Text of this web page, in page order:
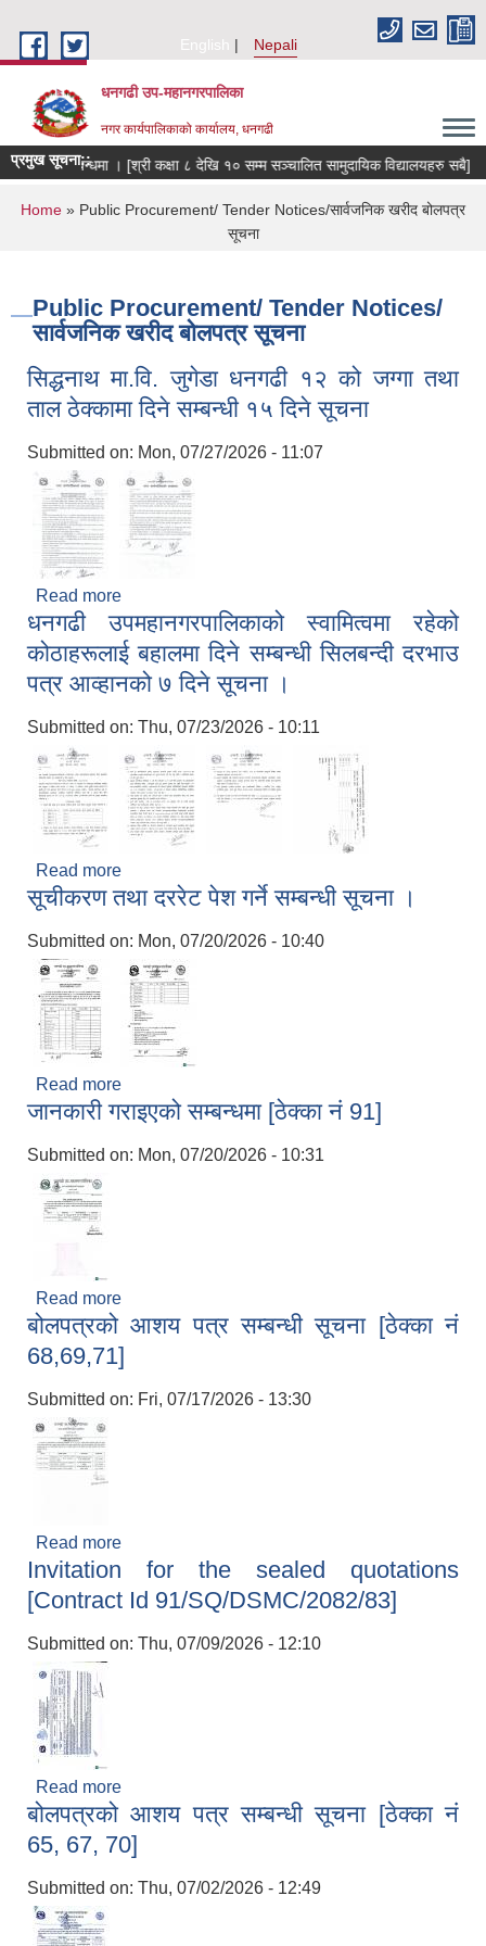
English
Nepali
धनगढी उप-महानगरपालिका
नगर कार्यपालिकाको कार्यालय, धनगढी
प्रमुख सूचना::
पठाउने सम्बन्धमा । [श्री कक्षा ८ देखि १० सम्म सञ्चालित सामुदायिक विद्यालयहरु सबै]
You are here
Home » Public Procurement/ Tender Notices/सार्वजनिक खरीद बोलपत्र
सूचना
Public Procurement/ Tender Notices/
सार्वजनिक खरीद बोलपत्र सूचना
सिद्धनाथ मा.वि. जुगेडा धनगढी १२ को जग्गा तथा
ताल ठेक्कामा दिने सम्बन्धी १५ दिने सूचना
Submitted on: Mon, 07/27/2026 - 11:07
Read more
ताल ठेक्कामा दिने सम्बन्धी १५ दिने सूचना
धनगढी उपमहानगरपालिकाको स्वामित्वमा रहेको
कोठाहरूलाई बहालमा दिने सम्बन्धी सिलबन्दी दरभाउ
पत्र आव्हानको ७ दिने सूचना ।
Submitted on: Thu, 07/23/2026 - 10:11
Read more
कोठाहरूलाई बहालमा दिने सम्बन्धी सिलबन्दी दरभाउ पत्र
सूचीकरण तथा दररेट पेश गर्ने सम्बन्धी सूचना ।
Submitted on: Mon, 07/20/2026 - 10:40
Read more
जानकारी गराइएको सम्बन्धमा [ठेक्का नं 91]
Submitted on: Mon, 07/20/2026 - 10:31
Read more
बोलपत्रको आशय पत्र सम्बन्धी सूचना [ठेक्का नं
68,69,71]
Submitted on: Fri, 07/17/2026 - 13:30
Read more
68,69,71]
Invitation for the sealed quotations
[Contract Id 91/SQ/DSMC/2082/83]
Submitted on: Thu, 07/09/2026 - 12:10
Read more
[Contract Id 91/SQ/DSMC/2082/83]
बोलपत्रको आशय पत्र सम्बन्धी सूचना [ठेक्का नं
65, 67, 70]
Submitted on: Thu, 07/02/2026 - 12:49